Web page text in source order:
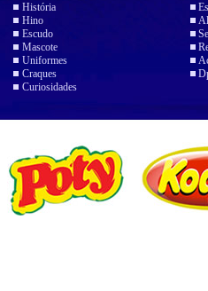
História
Hino
Escudo
Mascote
Uniformes
Craques
Curiosidades